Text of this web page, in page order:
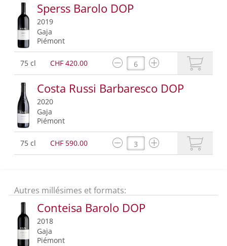
Sperss Barolo DOP
2019
Gaja
Piémont
75 cl CHF 420.00
Costa Russi Barbaresco DOP
2020
Gaja
Piémont
75 cl CHF 590.00
Autres millésimes et formats:
Conteisa Barolo DOP
2018
Gaja
Piémont